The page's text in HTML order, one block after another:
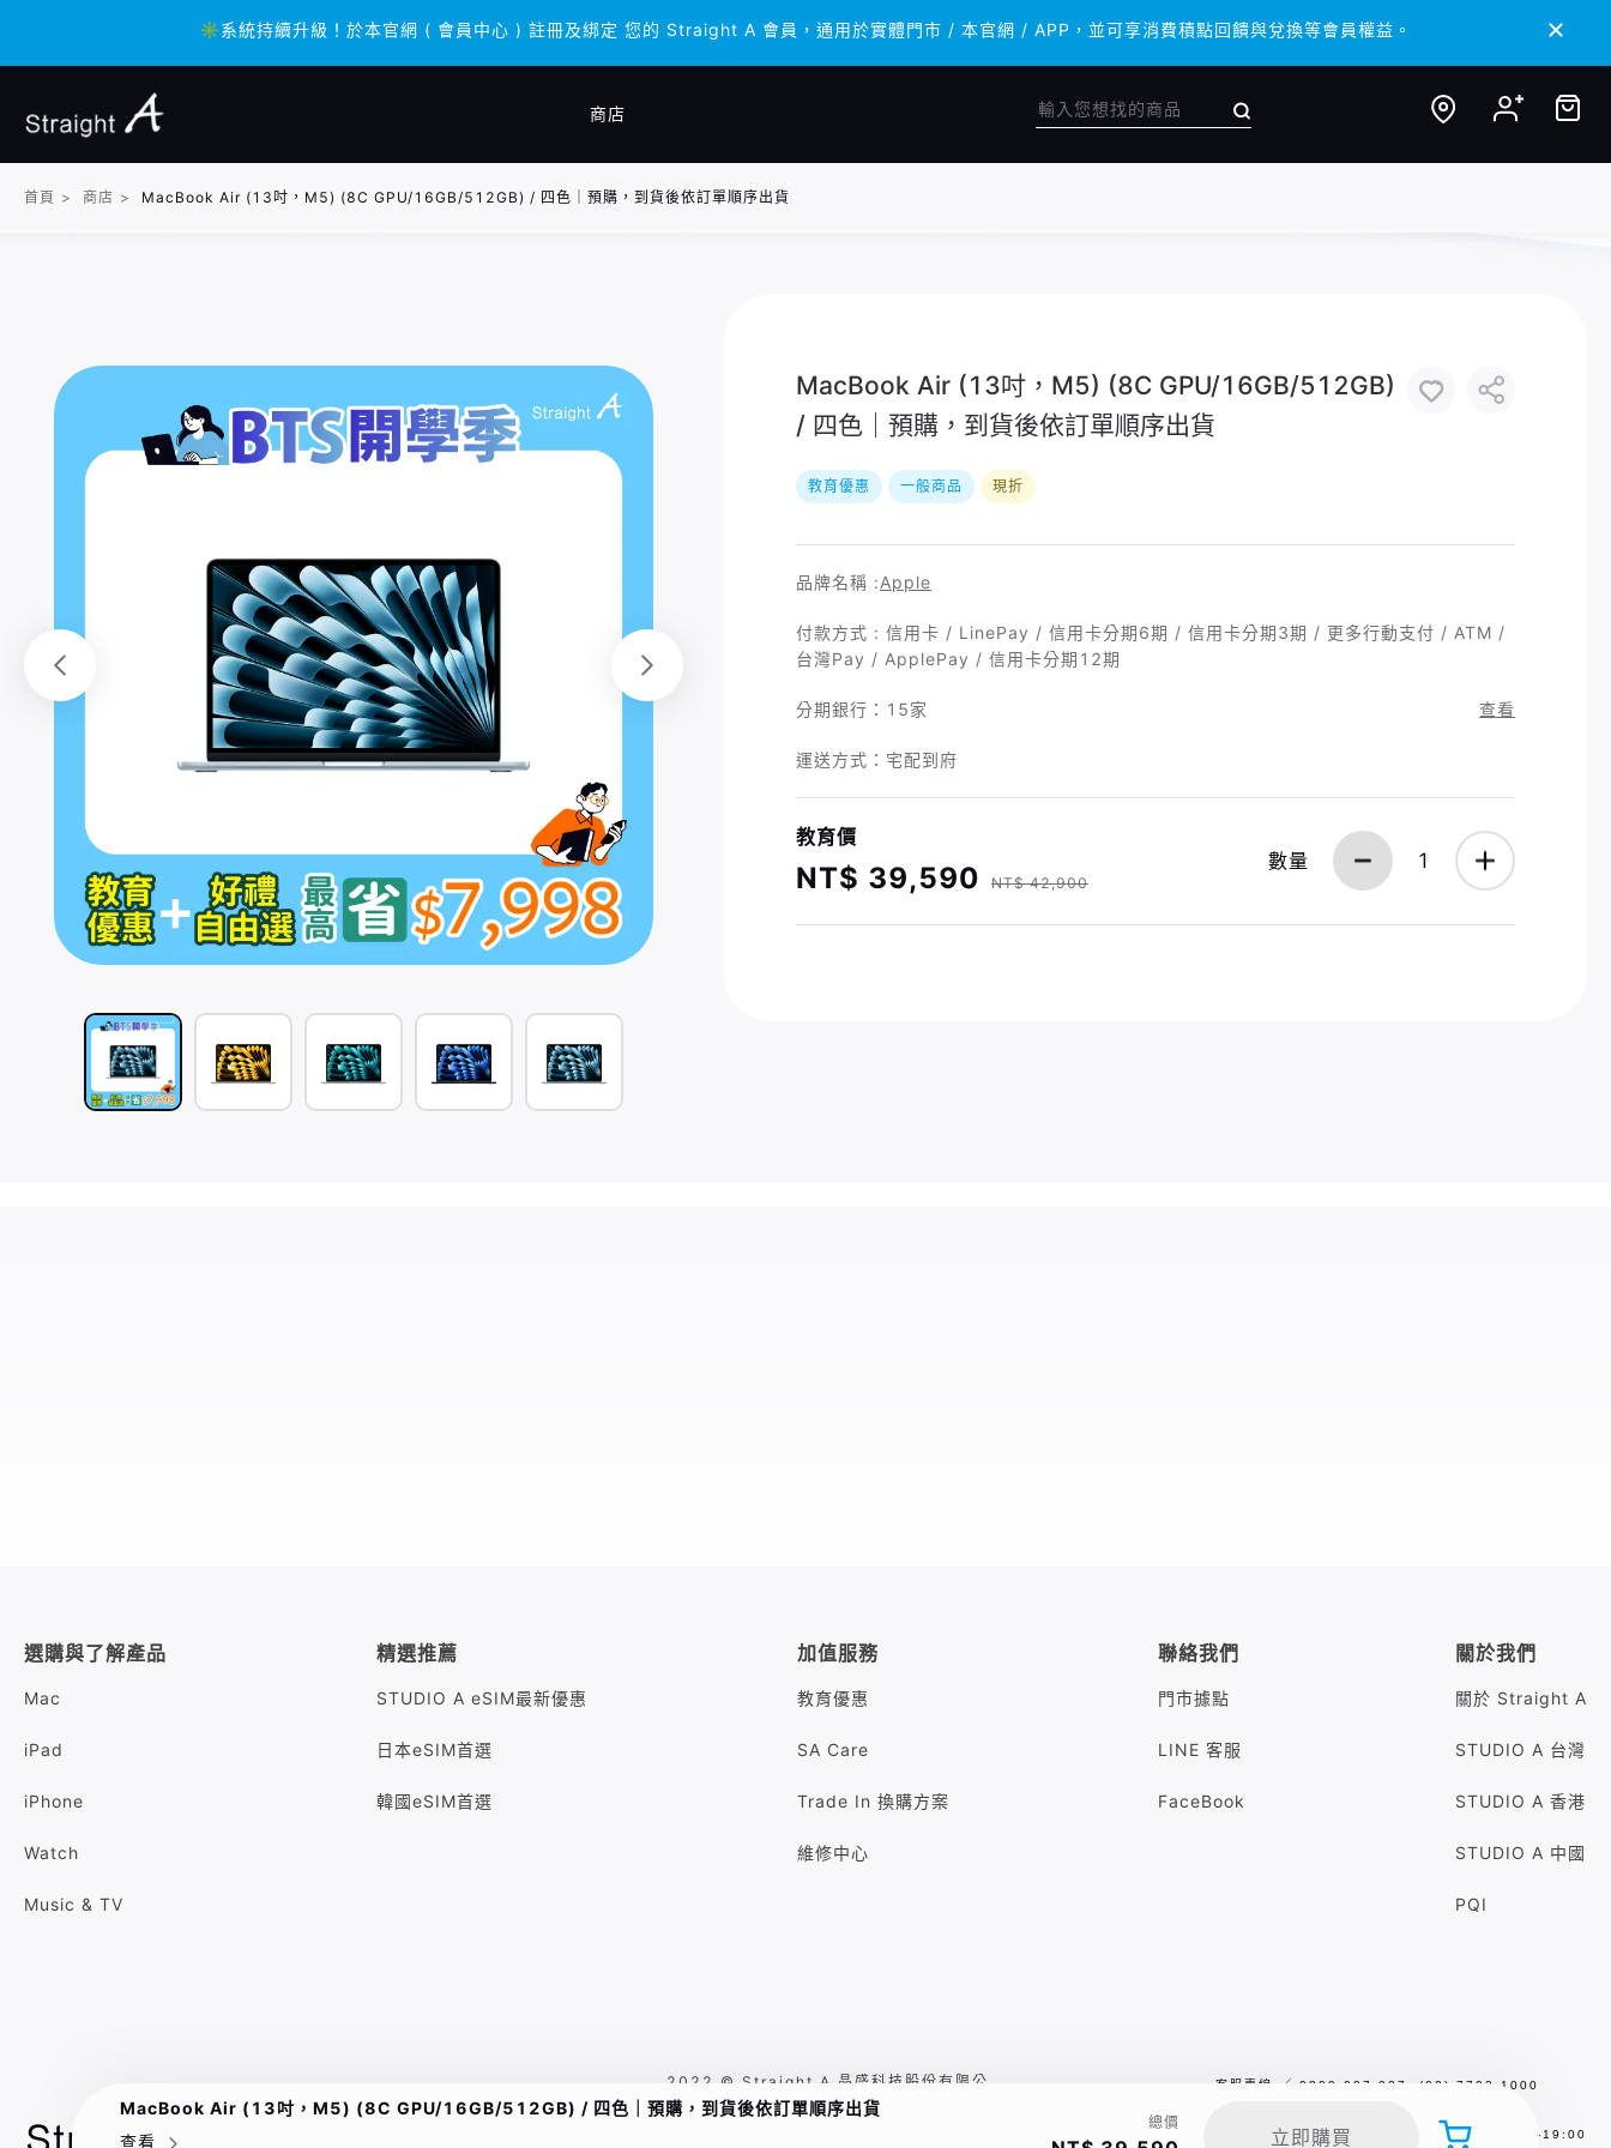
✳️系統持續升級！於本官網 ( 會員中心 ) 註冊及綁定 您的 Straight A 會員，通用於實體門市 / 本官網 / APP，並可享消費積點回饋與兌換等會員權益。
✳️系統持續升級！於本官網 ( 會員中心 ) 註冊及綁定 您的 Straight A 會員，通用於實體門市 / 本官網 / APP，並可享消費積點回饋與兌換等會員權益。
商店
首頁 > 商店 > MacBook Air (13吋，M5) (8C GPU/16GB/512GB) / 四色｜預購，到貨後依訂單順序出貨
MacBook Air (13吋，M5) (8C GPU/16GB/512GB)
/ 四色｜預購，到貨後依訂單順序出貨
教育優惠 一般商品 現折
品牌名稱 :Apple
付款方式 : 信用卡 / LinePay / 信用卡分期6期 / 信用卡分期3期 / 更多行動支付 / ATM /
台灣Pay / ApplePay / 信用卡分期12期
分期銀行： 15家 查看
運送方式：宅配到府
教育價
NT$ 39,590 NT$ 42,900
數量 1
MacBook Air (13吋，M5) (8C GPU/16GB/512GB) / 四色｜預購，到貨後依訂單順序出貨
查看
總價
立即購買
選購與了解產品
Mac
iPad
iPhone
Watch
Music & TV
精選推薦
STUDIO A eSIM最新優惠
日本eSIM首選
韓國eSIM首選
加值服務
教育優惠
SA Care
Trade In 換購方案
維修中心
聯絡我們
門市據點
LINE 客服
FaceBook
關於我們
關於 Straight A
STUDIO A 台灣
STUDIO A 香港
STUDIO A 中國
PQI
2022 © Straight A 晶盛科技股份有限公
司 台北市中山區八德路二段260號7樓
客服專線 ╱
0809-027-027 (02) 7702-1000
服務時間 ╱ 平日／假日10:00 - 13:00，14:00-19:00